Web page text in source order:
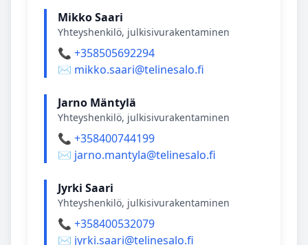
Mikko Saari
Yhteyshenkilö, julkisivurakentaminen
📞 +358505692294
✉️ mikko.saari@telinesalo.fi
Jarno Mäntylä
Yhteyshenkilö, julkisivurakentaminen
📞 +358400744199
✉️ jarno.mantyla@telinesalo.fi
Jyrki Saari
Yhteyshenkilö, julkisivurakentaminen
📞 +358400532079
✉️ jyrki.saari@telinesalo.fi